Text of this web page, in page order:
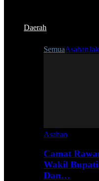
Daerah
SemuaAsahan
Asahan
Camat
Wakil Bupati
Dan…